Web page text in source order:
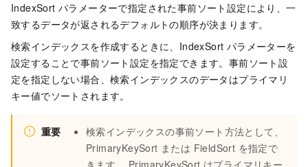
IndexSort パラメーターで指定された事前ソート設定により、一
致するデータが返されるデフォルトの順序が決まります。
検索インデックスを作成するときに、IndexSort パラメーターを
設定することで事前ソート設定を指定できます。事前ソート設
定を指定しない場合、検索インデックスのデータはプライマリ
キー値でソートされます。
重要
検索インデックスの事前ソート方法として、
PrimaryKeySort または FieldSort を指定で